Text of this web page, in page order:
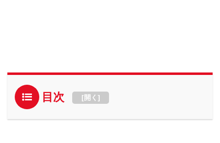
目次 [開く ]